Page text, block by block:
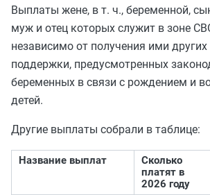
Выплаты жене, в т. ч., беременной,
муж и отец которых служит в зоне
независимо от получения ими
поддержки, предусмотренных
беременных в связи с рождением и
детей.
Другие выплаты собрали в таблице:
Название выплат
Сколько
платят в
2026 году